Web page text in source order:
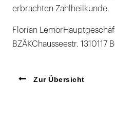
erbrachten Zahlheilkunde.
Florian
BZÄKChausseestr. 1310117
Zur Übersicht